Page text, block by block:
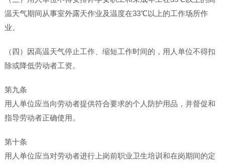
温天气期间从事室外露天作业及温度在33℃以上的工作场所作
业。
（四）因高温天气停止工作、缩短工作时间的，用人单位不得扣
除或降低劳动者工资。
第九条
用人单位应当向劳动者提供符合要求的个人防护用品，并督促和
指导劳动者正确使用。
第十条
用人单位应当对劳动者进行上岗前职业卫生培训和在岗期间的定